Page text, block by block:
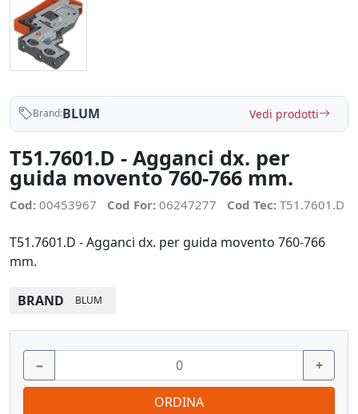
Brand:BLUM Vedi prodotti
T51.7601.D - Agganci dx. per
guida movento 760-766 mm.
Cod: 00453967 Cod For: 06247277 Cod Tec: T51.7601.D
T51.7601.D - Agganci dx. per guida movento 760-766
mm.
BRAND BLUM
− +
ORDINA